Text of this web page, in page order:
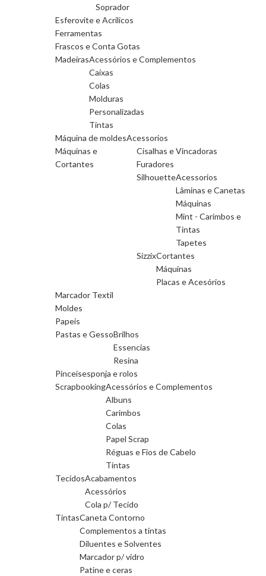
Soprador
Esferovite e Acrilicos
Ferramentas
Frascos e Conta Gotas
MadeirasAcessórios e Complementos
Caixas
Colas
Molduras
Personalizadas
Tintas
Máquina de moldesAcessorios
Máquinas e
Cortantes
Cisalhas e Vincadoras
Furadores
SilhouetteAcessorios
Lâminas e Canetas
Máquinas
Mint - Carimbos e
Tintas
Tapetes
SizzixCortantes
Máquinas
Placas e Acesórios
Marcador Textil
Moldes
Papeis
Pastas e GessoBrilhos
Essencias
Resina
Pinceisesponja e rolos
ScrapbookingAcessórios e Complementos
Albuns
Carimbos
Colas
Papel Scrap
Réguas e Fios de Cabelo
Tintas
TecidosAcabamentos
Acessórios
Cola p/ Tecido
TintasCaneta Contorno
Complementos a tintas
Diluentes e Solventes
Marcador p/ vidro
Patine e ceras